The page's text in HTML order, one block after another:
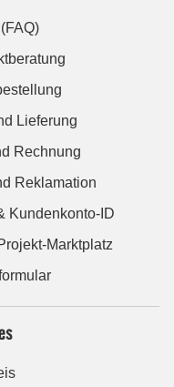
Lieferung
Rechnung
Reklamation
Kundenkonto-ID
Marktplatz